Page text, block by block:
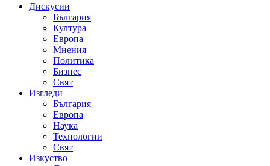
Дискусии
България
Култура
Европа
Мнения
Политика
Бизнес
Свят
Изгледи
България
Европа
Наука
Технологии
Свят
Изкуство